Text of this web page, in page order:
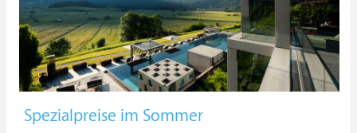
Spezialpreise im Sommer